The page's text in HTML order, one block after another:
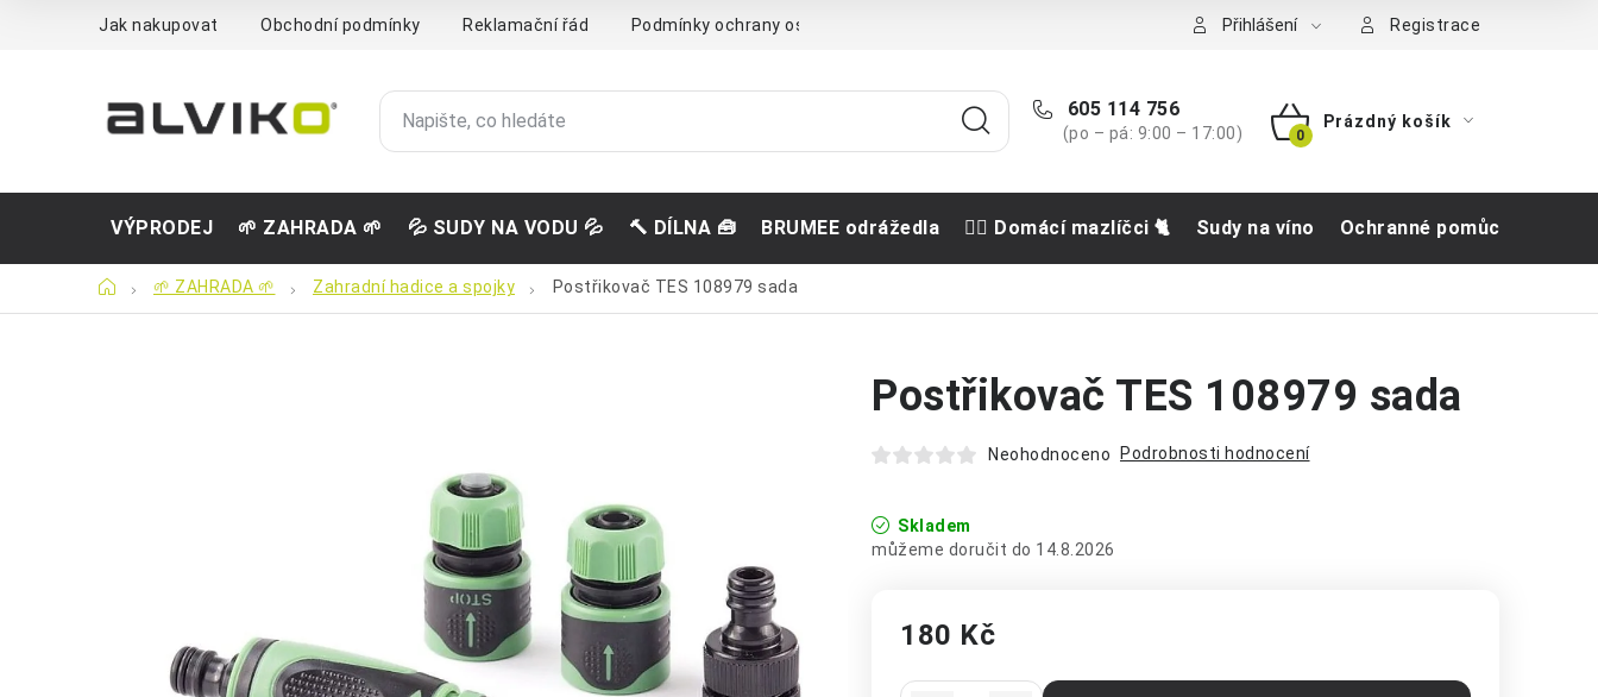
Jak nakupovat Obchodní podmínky Reklamační řád Podmínky ochrany osobních údajů Přihlášení Registrace
605 114 756
(po – pá: 9:00 – 17:00)
NÁKUPNÍ
Prázdný košík
VÝPRODEJ 🌱 ZAHRADA 🌱 💦 SUDY NA VODU 💦 🔨 DÍLNA 🧰 BRUMEE odrážedla 🐕‍🦺 Domácí mazlíčci 🐈 Sudy na víno Ochranné pomůcky
Domů🌱 ZAHRADA 🌱 Zahradní hadice a spojky Postřikovač TES 108979 sada
Postřikovač TES 108979 sada
Neohodnoceno Podrobnosti hodnocení
Skladem
14.8.2026
180 Kč